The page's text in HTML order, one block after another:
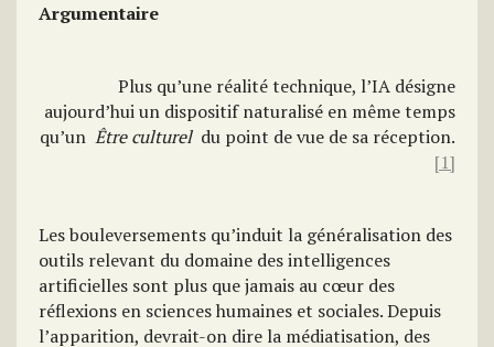
Argumentaire
Plus qu’une réalité technique, l’IA désigne
aujourd’hui un dispositif naturalisé en même temps
qu’un Être culturel du point de vue de sa réception.
[1]
Les bouleversements qu’induit la généralisation des
outils relevant du domaine des intelligences
artificielles sont plus que jamais au cœur des
réflexions en sciences humaines et sociales. Depuis
l’apparition, devrait-on dire la médiatisation, des